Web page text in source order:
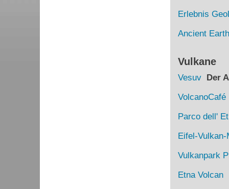
Erlebnis
Ancient
Vulkane
VesuvDer
VolcanoCafé
Parco dell'
Eifel-Vulkan-
Vulkanpark
Etna Volcan